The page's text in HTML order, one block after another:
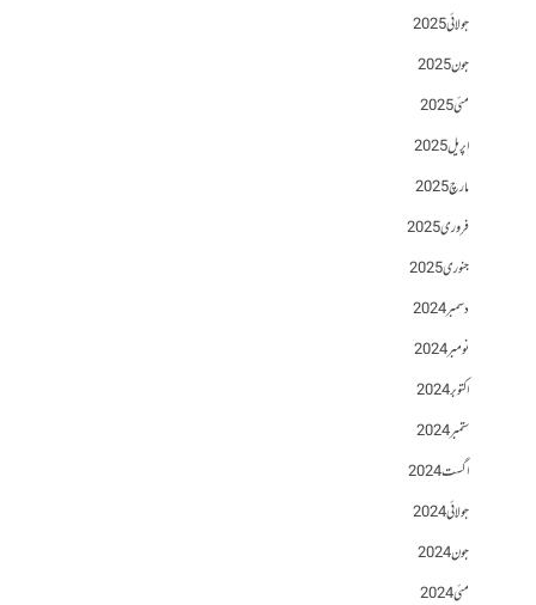
جولائی 2025
جون 2025
مئی 2025
اپریل 2025
مارچ 2025
فروری 2025
جنوری 2025
دسمبر 2024
نومبر 2024
اکتوبر 2024
ستمبر 2024
اگست 2024
جولائی 2024
جون 2024
مئی 2024